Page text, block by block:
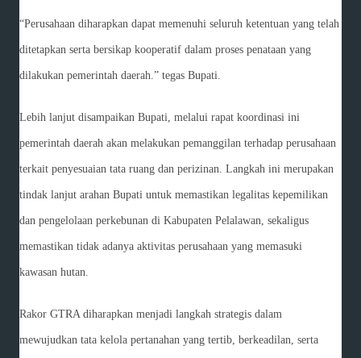
“Perusahaan diharapkan dapat memenuhi seluruh ketentuan yang telah
ditetapkan serta bersikap kooperatif dalam proses penataan yang
dilakukan pemerintah daerah.” tegas Bupati.
Lebih lanjut disampaikan Bupati, melalui rapat koordinasi ini
pemerintah daerah akan melakukan pemanggilan terhadap perusahaan
terkait penyesuaian tata ruang dan perizinan. Langkah ini merupakan
tindak lanjut arahan Bupati untuk memastikan legalitas kepemilikan
dan pengelolaan perkebunan di Kabupaten Pelalawan, sekaligus
memastikan tidak adanya aktivitas perusahaan yang memasuki
kawasan hutan.
Rakor GTRA diharapkan menjadi langkah strategis dalam
mewujudkan tata kelola pertanahan yang tertib, berkeadilan, serta